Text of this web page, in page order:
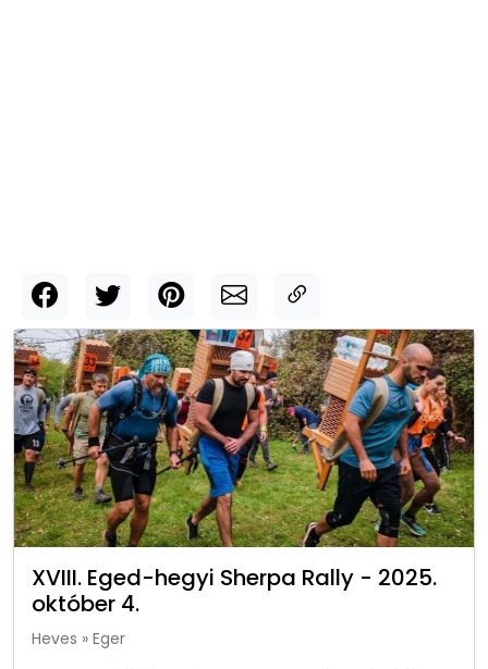
XVIII. Eged-hegyi Sherpa Rally - 2025.
október 4.
Heves » Eger